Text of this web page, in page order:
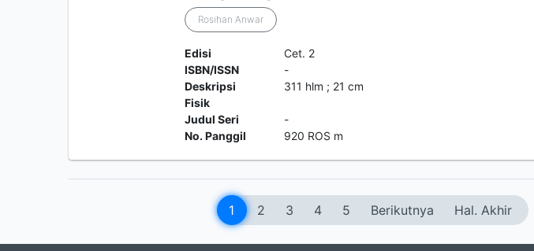
Rosihan Anwar
Edisi
Cet. 2
ISBN/ISSN
-
Deskripsi
Fisik
311 hlm ; 21 cm
Judul Seri
-
No. Panggil
920 ROS m
1 2 3 4 5 Berikutnya Hal. Akhir